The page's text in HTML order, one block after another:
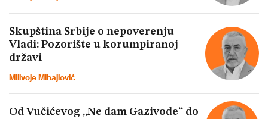
Skupština Srbije o nepoverenju
Vladi: Pozorište u korumpiranoj
državi
Milivoje Mihajlović
Od Vučićevog „Ne dam Gazivode“ do